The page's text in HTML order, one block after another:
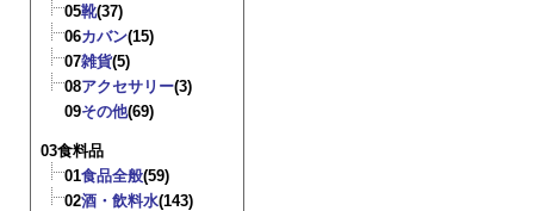
05靴(37)
06カバン(15)
07雑貨(5)
08アクセサリー(3)
09その他(69)
03食料品
01食品全般(59)
02酒・飲料水(143)